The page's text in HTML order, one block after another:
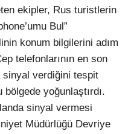
ekipler, Rus turistlerin
Bul”
konum bilgilerini adım
telefonlarının en son
sinyal verdiğini tespit
bölgede yoğunlaştırdı.
sinyal vermesi
Müdürlüğü Devriye